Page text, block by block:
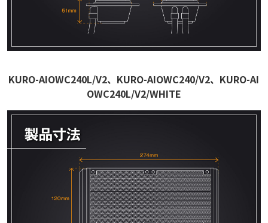
KURO-AIOWC240L/V2、KURO-AIOWC240/V2、KURO-AI
OWC240L/V2/WHITE